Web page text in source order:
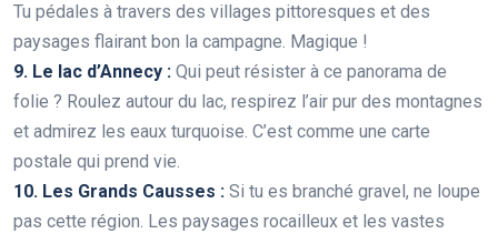
Tu pédales à travers des villages pittoresques et des
paysages flairant bon la campagne. Magique !
9. Le lac d’Annecy : Qui peut résister à ce panorama de
folie ? Roulez autour du lac, respirez l’air pur des montagnes
et admirez les eaux turquoise. C’est comme une carte
postale qui prend vie.
10. Les Grands Causses : Si tu es branché gravel, ne loupe
pas cette région. Les paysages rocailleux et les vastes